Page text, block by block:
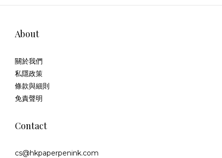
About
關於我們
私隱政策
條款與細則
免責聲明
Contact
cs@hkpaperpenink.com